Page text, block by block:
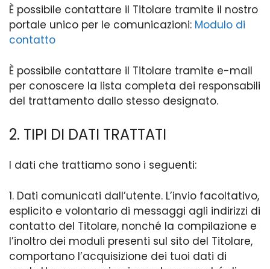
È possibile contattare il Titolare tramite il nostro
portale unico per le comunicazioni: Modulo di
contatto
È possibile contattare il Titolare tramite e-mail
per conoscere la lista completa dei responsabili
del trattamento dallo stesso designato.
2. TIPI DI DATI TRATTATI
I dati che trattiamo sono i seguenti:
1. Dati comunicati dall’utente. L’invio facoltativo,
esplicito e volontario di messaggi agli indirizzi di
contatto del Titolare, nonché la compilazione e
l’inoltro dei moduli presenti sul sito del Titolare,
comportano l’acquisizione dei tuoi dati di